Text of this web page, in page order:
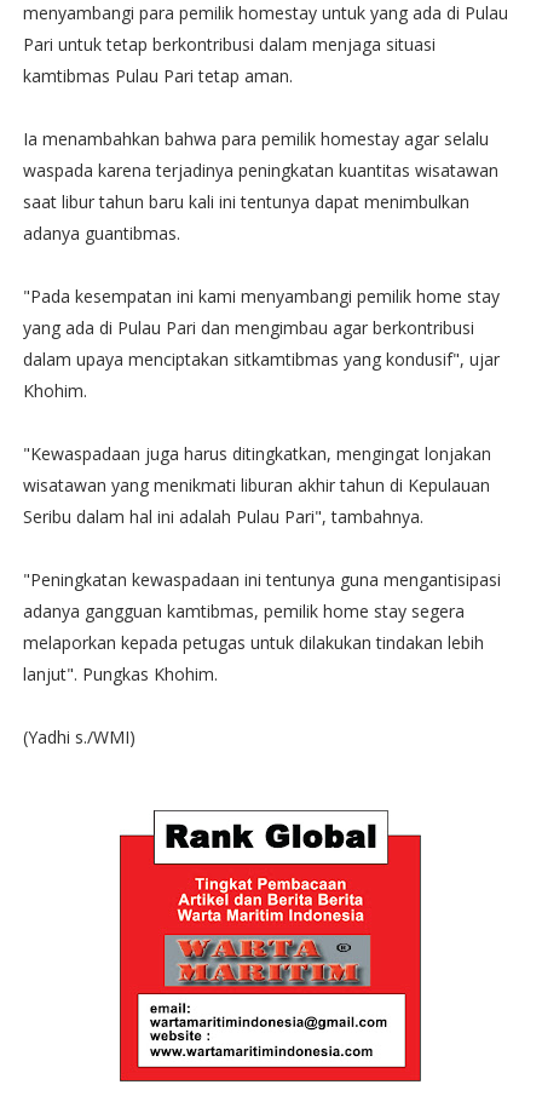
menyambangi para pemilik homestay untuk yang ada di Pulau
Pari untuk tetap berkontribusi dalam menjaga situasi
kamtibmas Pulau Pari tetap aman.
Ia menambahkan bahwa para pemilik homestay agar selalu
waspada karena terjadinya peningkatan kuantitas wisatawan
saat libur tahun baru kali ini tentunya dapat menimbulkan
adanya guantibmas.
"Pada kesempatan ini kami menyambangi pemilik home stay
yang ada di Pulau Pari dan mengimbau agar berkontribusi
dalam upaya menciptakan sitkamtibmas yang kondusif", ujar
Khohim.
"Kewaspadaan juga harus ditingkatkan, mengingat lonjakan
wisatawan yang menikmati liburan akhir tahun di Kepulauan
Seribu dalam hal ini adalah Pulau Pari", tambahnya.
"Peningkatan kewaspadaan ini tentunya guna mengantisipasi
adanya gangguan kamtibmas, pemilik home stay segera
melaporkan kepada petugas untuk dilakukan tindakan lebih
lanjut". Pungkas Khohim.
(Yadhi s./WMI)